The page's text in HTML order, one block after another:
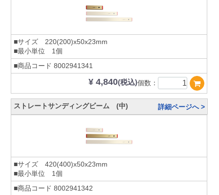
■サイズ 220(200)x50x23mm
■最小単位 1個
■商品コード 8002941341
¥ 4,840(税込)個数：
ストレートサンディングビーム (中) 詳細ページへ >
■サイズ 420(400)x50x23mm
■最小単位 1個
■商品コード 8002941342